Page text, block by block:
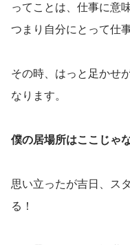
ってことは、仕事に意
つまり自分にとって仕
その時、はっと足かせ
なります。
僕の居場所はここじゃ
思い立ったが吉日、ス
る！